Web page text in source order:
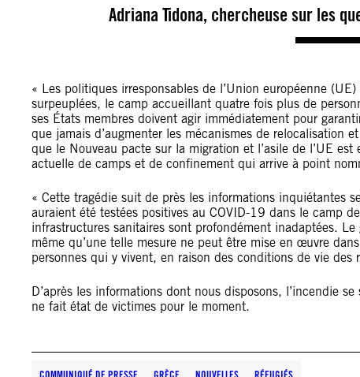
Adriana Tidona, chercheuse sur les
« Les politiques irresponsables de l’Union européenne
surpeuplées, le camp accueillant quatre fois plus de
ses États membres doivent agir immédiatement pour
que jamais d’augmenter les mécanismes de relocalisation
que le Nouveau pacte sur la migration et l’asile de l’UE
actuelle de camps et de confinement qui arrive à point
« Cette tragédie suit de près les informations inquiétantes
auraient été testées positives au COVID-19 dans le camp
infrastructures sanitaires sont profondément inadaptées.
même qu’une telle mesure ne peut être mise en œuvre
personnes qui y vivent, en raison des conditions de vie des
D’après les informations dont nous disposons, l’incendie
ne fait état de victimes pour le moment.